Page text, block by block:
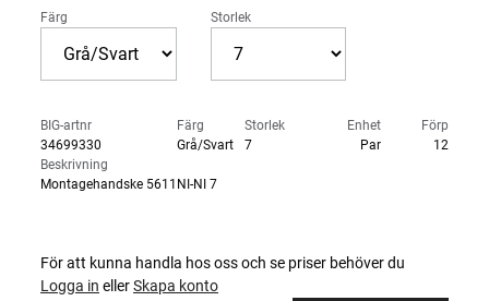
Färg Storlek
BIG-artnr
34699330
Färg
Grå/Svart
Storlek
7
Enhet
Par
Förp
12
Beskrivning
Montagehandske 5611NI-NI 7
För att kunna handla hos oss och se priser behöver du
Logga in ellerSkapa konto